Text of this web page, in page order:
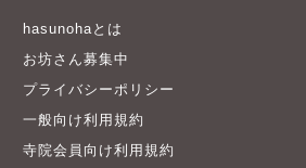
hasunohaとは
お坊さん募集中
プライバシーポリシー
一般向け利用規約
寺院会員向け利用規約